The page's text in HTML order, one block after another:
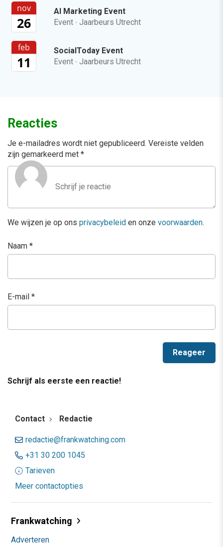
nov
26
AI Marketing Event
Event · Jaarbeurs Utrecht
feb
11
SocialToday Event
Event · Jaarbeurs Utrecht
Reacties
Je e-mailadres wordt niet gepubliceerd. Vereiste velden
zijn gemarkeerd met *
We wijzen je op ons privacybeleid en onze voorwaarden.
Naam *
E-mail *
Schrijf als eerste een reactie!
Contact Redactie
redactie@frankwatching.com
+31 30 200 1045
Tarieven
Meer contactopties
Frankwatching
Adverteren